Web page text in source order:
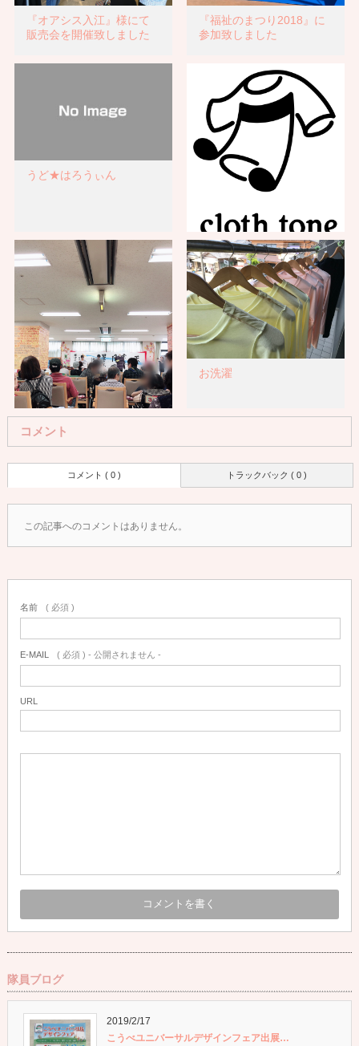
『オアシス入江』様にて
販売会を開催致しました
『福祉のまつり2018』に
参加致しました
うど★はろうぃん
『cloth tone』の由来
『亀寿の郷』様にぎやか
祭りにて販売、演奏致し
お洗濯
コメント
トラックバック ( 0 )
コメント ( 0 )
この記事へのコメントはありません。
名前 ( 必須 )
E-MAIL ( 必須 ) - 公開されません -
URL
隊員ブログ
2019/2/17
こうべユニバーサルデザインフェア出展…